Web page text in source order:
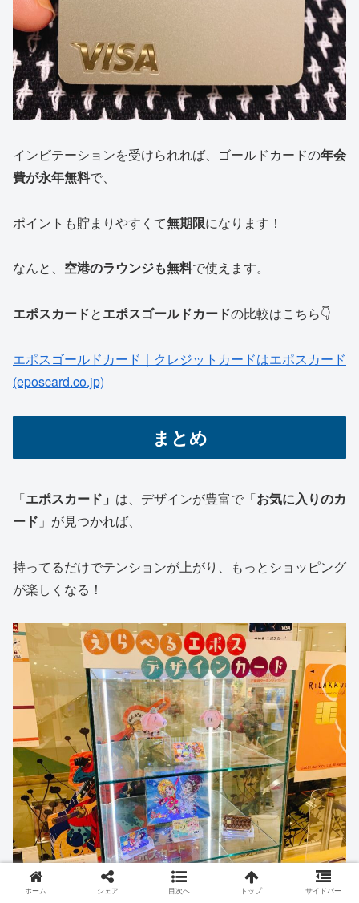
インビテーションを受けられれば、ゴールドカードの年会
費が永年無料で、
ポイントも貯まりやすくて無期限になります！
なんと、 空港のラウンジも無料で使えます。
エポスカードとエポスゴールドカードの比較はこちら👇
エポスゴールドカード｜クレジットカードはエポスカード
(eposcard.co.jp)
まとめ
「エポスカード」 は、デザインが豊富で「お気に入りのカ
ード 」が見つかれば、
持ってるだけでテンションが上がり、もっとショッピング
が楽しくなる！
ホーム シェア 目次へ トップ サイドバー